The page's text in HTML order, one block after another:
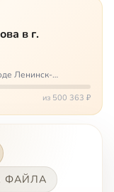
в г.
Ленинск-
совсем новый, он
храм может вообще
из 500 363 ₽
ФАЙЛА